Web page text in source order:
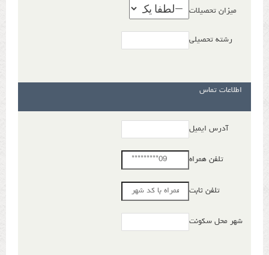
میزان تحصیلات
رشته تحصیلی
اطلاعات تماس
آدرس ایمیل
تلفن همراه
تلفن ثابت
شهر محل سکونت